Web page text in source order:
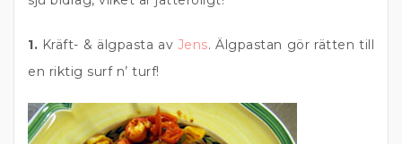
1. Kräft- & älgpasta av Jens. Älgpastan gör rätten till
en riktig surf n’ turf!